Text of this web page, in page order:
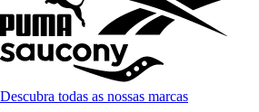
Descubra todas as nossas marcas